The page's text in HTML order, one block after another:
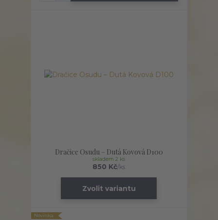
Dračice Osudu – Dutá Kovová D100
850 Kč/ks
skladem 2 ks
Zvolit variantu
Novinka